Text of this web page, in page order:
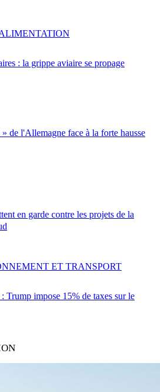
: la grippe aviaire se propage
de l'Allemagne face à la forte hausse
en garde contre les projets de la
Trump impose 15% de taxes sur le
ET TRANSPORT